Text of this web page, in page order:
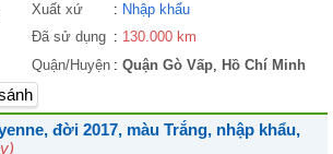
Xuất xứ : Nhập khẩu
Đã sử dụng : 130.000 km
Quận/Huyện : Quận Gò Vấp, Hồ Chí Minh
đời 2017, màu Trắng, nhập khẩu,